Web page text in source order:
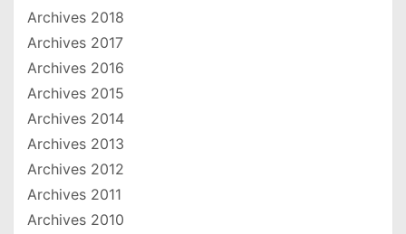
Archives 2018
Archives 2017
Archives 2016
Archives 2015
Archives 2014
Archives 2013
Archives 2012
Archives 2011
Archives 2010